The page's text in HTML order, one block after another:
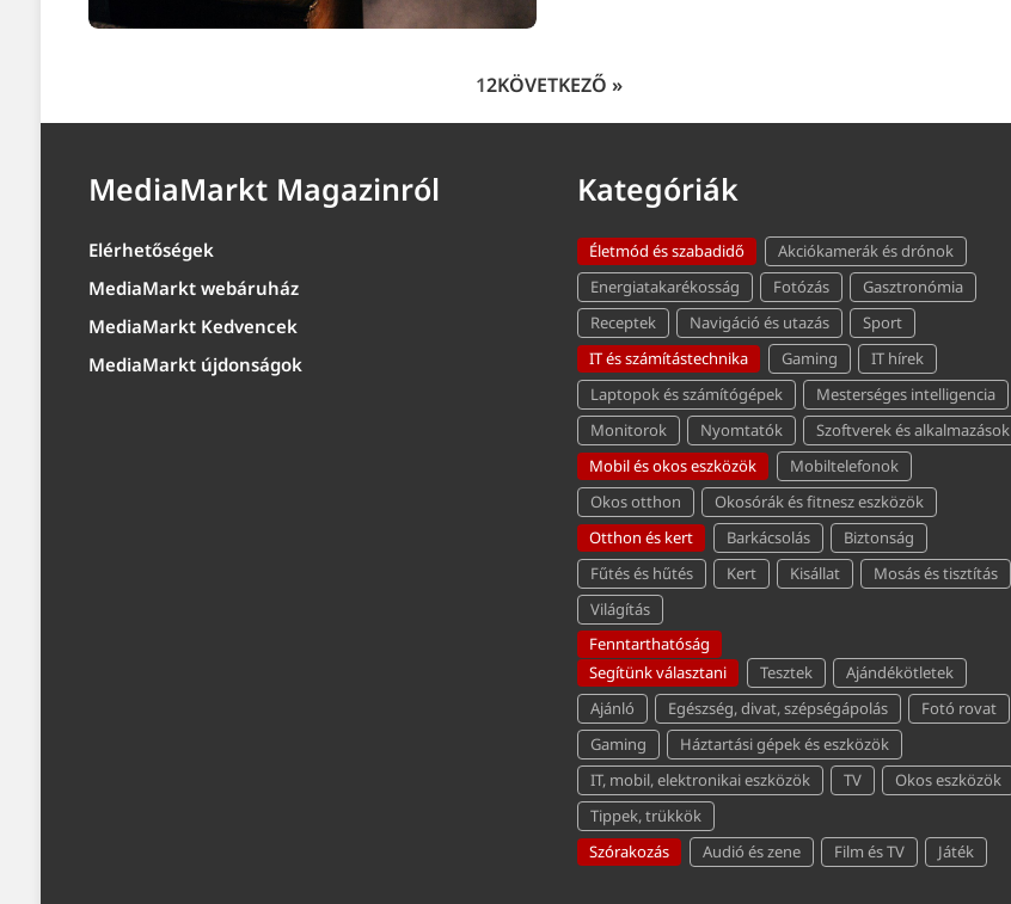
12KÖVETKEZŐ »
MediaMarkt Magazinról
Elérhetőségek
MediaMarkt webáruház
MediaMarkt Kedvencek
MediaMarkt újdonságok
Kategóriák
Életmód és szabadidő
Akciókamerák és drónok
Energiatakarékosság
Fotózás
Gasztronómia
Receptek
Navigáció és utazás
Sport
IT és számítástechnika
Gaming
IT hírek
Laptopok és számítógépek
Mesterséges intelligencia
Monitorok
Nyomtatók
Szoftverek és alkalmazások
Mobil és okos eszközök
Mobiltelefonok
Okos otthon
Okosórák és fitnesz eszközök
Otthon és kert
Barkácsolás
Biztonság
Fűtés és hűtés
Kert Kisállat
Mosás és tisztítás
Világítás
Fenntarthatóság
Segítünk választani
Tesztek
Ajándékötletek
Ajánló
Egészség, divat, szépségápolás
Fotó rovat
Gaming
Háztartási gépek és eszközök
IT, mobil, elektronikai eszközök
TV
Okos eszközök
Tippek, trükkök
Szórakozás
Audió és zene Film és TV Játék